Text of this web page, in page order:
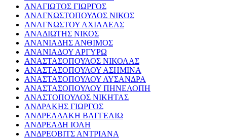
ΑΝΑΓΙΩΤΟΣ ΓΙΩΡΓΟΣ
ΑΝΑΓΝΩΣΤΟΠΟΥΛΟΣ ΝΙΚΟΣ
ΑΝΑΓΝΩΣΤΟΥ ΑΧΙΛΛΕΑΣ
ΑΝΑΔΙΩΤΗΣ ΝΙΚΟΣ
ΑΝΑΝΙΑΔΗΣ ΑΝΘΙΜΟΣ
ΑΝΑΝΙΑΔΟΥ ΑΡΓΥΡΩ
ΑΝΑΣΤΑΣΟΠΟΥΛΟΣ ΝΙΚΟΛΑΣ
ΑΝΑΣΤΑΣΟΠΟΥΛΟΥ ΑΣΗΜΙΝΑ
ΑΝΑΣΤΑΣΟΠΟΥΛΟΥ ΛΥΣΑΝΔΡΑ
ΑΝΑΣΤΑΣΟΠΟΥΛΟΥ ΠΗΝΕΛΟΠΗ
ΑΝΑΣΤΟΠΟΥΛΟΣ ΝΙΚΗΤΑΣ
ΑΝΔΡΑΚΗΣ ΓΙΩΡΓΟΣ
ΑΝΔΡΕΑΔΑΚΗ ΒΑΓΓΕΛΙΩ
ΑΝΔΡΕΑΔΗ ΙΟΛΗ
ΑΝΔΡΕΟΒΙΤΣ ΑΝΤΡΙΑΝΑ